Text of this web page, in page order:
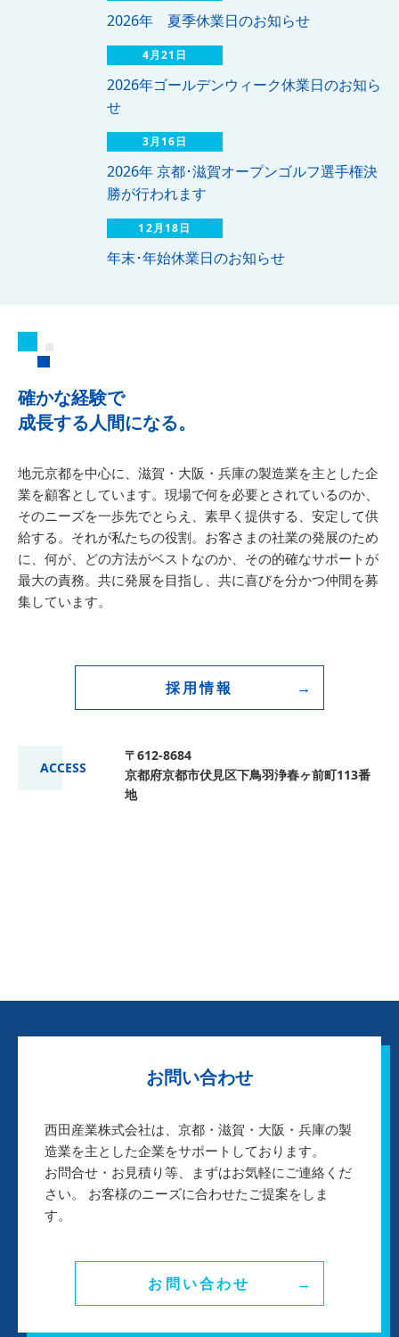
2026年 夏季休業日のお知らせ
4月21日
2026年ゴールデンウィーク休業日のお知ら
せ
3月16日
2026年 京都･滋賀オープンゴルフ選手権決
勝が行われます
12月18日
年末･年始休業日のお知らせ
確かな経験で
成長する人間になる。
地元京都を中心に、滋賀・大阪・兵庫の製造業を主とした企
業を顧客としています。現場で何を必要とされているのか、
そのニーズを一歩先でとらえ、素早く提供する、安定して供
給する。それが私たちの役割。お客さまの社業の発展のため
に、何が、どの方法がベストなのか、その的確なサポートが
最大の責務。共に発展を目指し、共に喜びを分かつ仲間を募
集しています。
採用情報
ACCESS
〒612-8684
京都府京都市伏見区下鳥羽浄春ヶ前町113番
地
お問い合わせ
西田産業株式会社は、京都・滋賀・大阪・兵庫の製
造業を主とした企業をサポートしております。
お問合せ・お見積り等、まずはお気軽にご連絡くだ
さい。 お客様のニーズに合わせたご提案をしま
す。
お問い合わせ